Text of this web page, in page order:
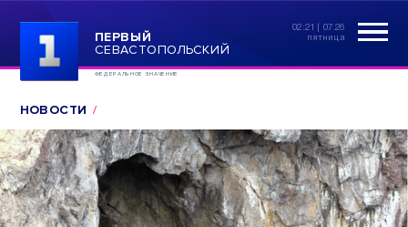
ПЕРВЫЙ
СЕВАСТОПОЛЬСКИЙ
ФЕДЕРАЛЬНОЕ ЗНАЧЕНИЕ
02:21 | 07.26
пятница
НОВОСТИ